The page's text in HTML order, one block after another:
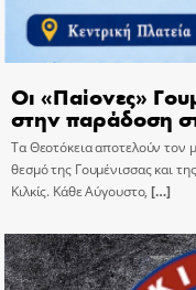
Οι «Παίονες»
στην παράδοση
Τα Θεοτόκεια αποτελούν τον
θεσμό της Γουμένισσας και
Κιλκίς. Κάθε Αύγουστο, […]